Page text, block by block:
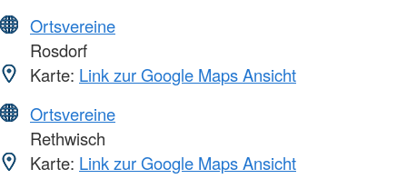
Ortsvereine
Rosdorf
Karte: Link zur Google Maps Ansicht
Ortsvereine
Rethwisch
Karte: Link zur Google Maps Ansicht